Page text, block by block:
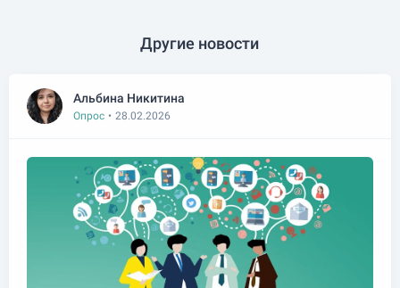
Другие новости
Альбина Никитина
Опрос • 28.02.2026